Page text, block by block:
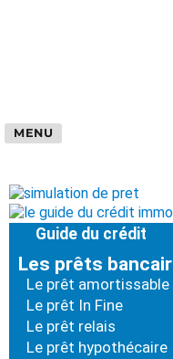
MENU
Guide du crédit
Les prêts
Le prêt amortissable
Le prêt In Fine
Le prêt relais
Le prêt hypothécaire